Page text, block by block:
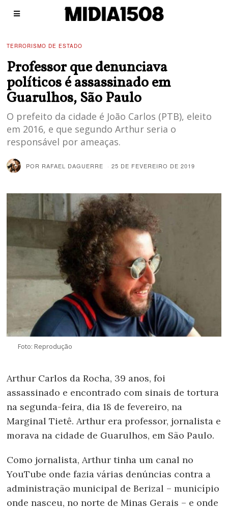
TERRORISMO DE ESTADO
Professor que denunciava
políticos é assassinado em
Guarulhos, São Paulo
O prefeito da cidade é João Carlos (PTB), eleito
em 2016, e que segundo Arthur seria o
responsável por ameaças.
POR RAFAEL DAGUERRE 25 DE FEVEREIRO DE 2019
Foto: Reprodução
Arthur Carlos da Rocha, 39 anos, foi
assassinado e encontrado com sinais de tortura
na segunda-feira, dia 18 de fevereiro, na
Marginal Tietê. Arthur era professor, jornalista e
morava na cidade de Guarulhos, em São Paulo.
Como jornalista, Arthur tinha um canal no
YouTube onde fazia várias denúncias contra a
administração municipal de Berizal – município
onde nasceu, no norte de Minas Gerais – e onde